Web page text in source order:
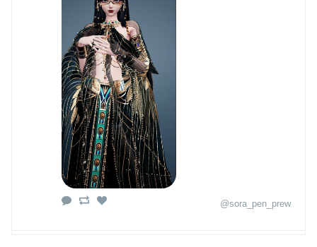
@sora_pen_prew